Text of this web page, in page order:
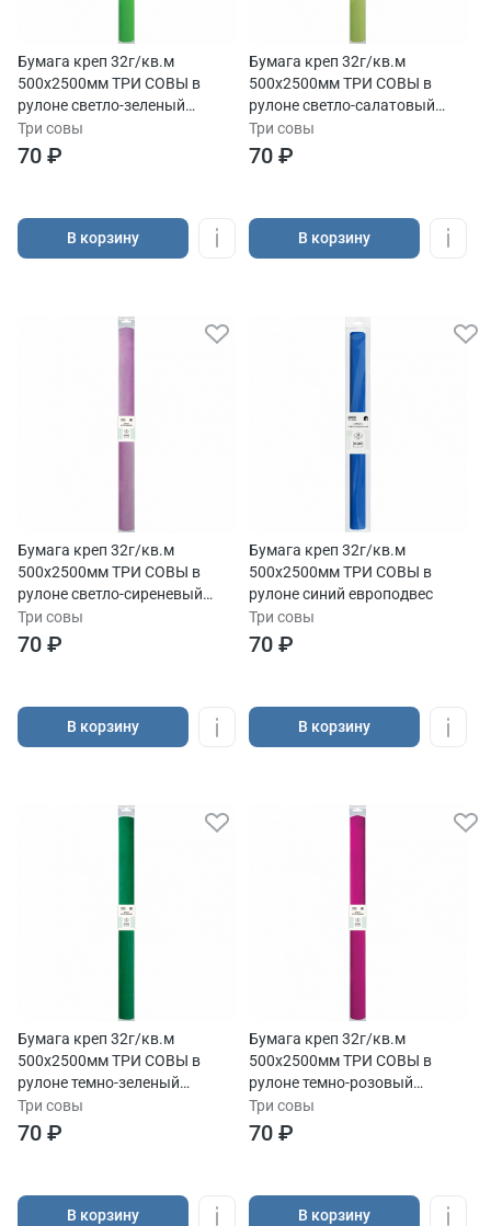
Бумага креп 32г/кв.м
500х2500мм ТРИ СОВЫ в
рулоне светло-зеленый
европодвес
Три совы
70 ₽
В корзину
Бумага креп 32г/кв.м
500х2500мм ТРИ СОВЫ в
рулоне светло-салатовый
европодвес
Три совы
70 ₽
В корзину
Бумага креп 32г/кв.м
500х2500мм ТРИ СОВЫ в
рулоне светло-сиреневый
европодвес
Три совы
70 ₽
В корзину
Бумага креп 32г/кв.м
500х2500мм ТРИ СОВЫ в
рулоне синий европодвес
Три совы
70 ₽
В корзину
Бумага креп 32г/кв.м
500х2500мм ТРИ СОВЫ в
рулоне темно-зеленый
европодвес
Три совы
70 ₽
В корзину
Бумага креп 32г/кв.м
500х2500мм ТРИ СОВЫ в
рулоне темно-розовый
европодвес
Три совы
70 ₽
В корзину